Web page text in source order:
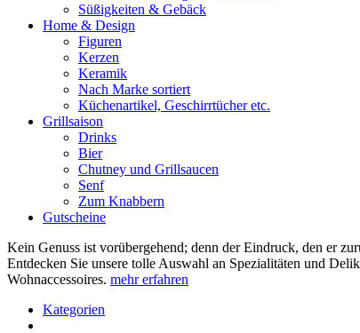
Süßigkeiten & Gebäck
Home & Design
Figuren
Kerzen
Keramik
Nach Marke sortiert
Küchenartikel, Geschirrtücher etc.
Grillsaison
Drinks
Bier
Chutney und Grillsaucen
Senf
Zum Knabbern
Gutscheine
Kein Genuss ist vorübergehend; denn der Eindruck, den er
Entdecken Sie unsere tolle Auswahl an Spezialitäten und
Wohnaccessoires. mehr erfahren
Kategorien